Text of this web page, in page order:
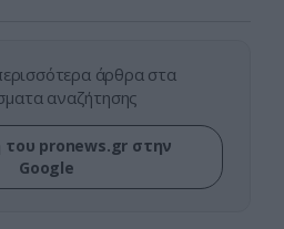
άρθρα στα
αναζήτησης
του pronews.gr στην
Google